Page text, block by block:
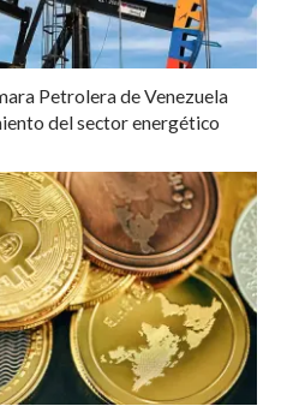
Petrolera de Venezuela
del sector energético